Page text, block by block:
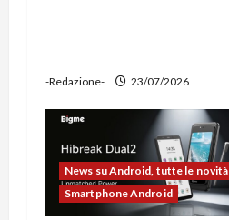
-Redazione- 23/07/2026
News su Android, tutte le novità
Smartphone Android